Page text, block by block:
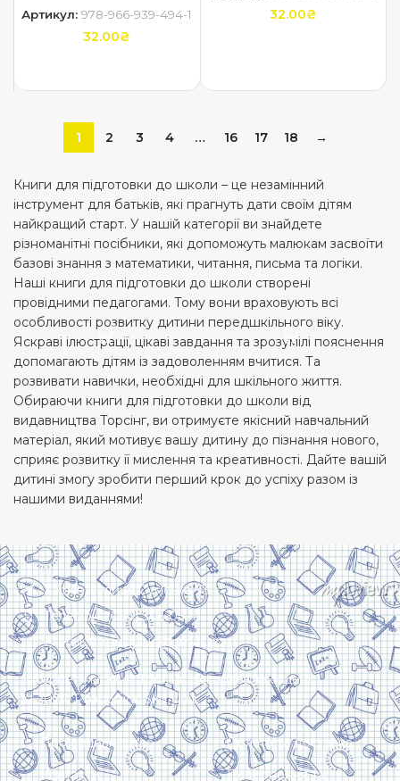
Артикул:978-966-939-494-1
32.00₴
32.00₴
1 2 3 4 … 16 17 18 →
Книги для підготовки до школи – це незамінний
інструмент для батьків, які прагнуть дати своїм дітям
найкращий старт. У нашій категорії ви знайдете
різноманітні посібники, які допоможуть малюкам засвоїти
базові знання з математики, читання, письма та логіки.
Наші книги для підготовки до школи створені
провідними педагогами. Тому вони враховують всі
особливості розвитку дитини передшкільного віку.
Яскраві ілюстрації, цікаві завдання та зрозумілі пояснення
допомагають дітям із задоволенням вчитися. Та
розвивати навички, необхідні для шкільного життя.
Обираючи книги для підготовки до школи від
видавництва Торсінг, ви отримуєте якісний навчальний
матеріал, який мотивує вашу дитину до пізнання нового,
сприяє розвитку її мислення та креативності. Дайте вашій
дитині змогу зробити перший крок до успіху разом із
нашими виданнями!
Харків, вулиця Сумська, 13
Телефон: (050) 305-05-41
E-Mail: torsingplus@gmail.com
Інтернет-магазин Торсінг. Усі права захищені
© 2024. Розробка:Skill Unit
Про видавництво
Контакти
Оплата та доставка
Повернення та